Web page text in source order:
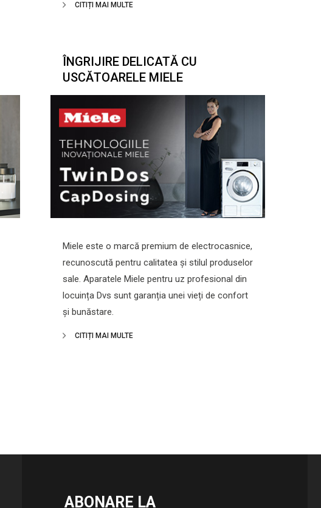
CITIȚI MAI MULTE
ÎNGRIJIRE DELICATĂ CU
USCĂTOARELE MIELE
Miele este o marcă premium de electrocasnice,
recunoscută pentru calitatea și stilul produselor
sale. Aparatele Miele pentru uz profesional din
locuința Dvs sunt garanția unei vieți de confort
și bunăstare.
CITIȚI MAI MULTE
ABONARE LA